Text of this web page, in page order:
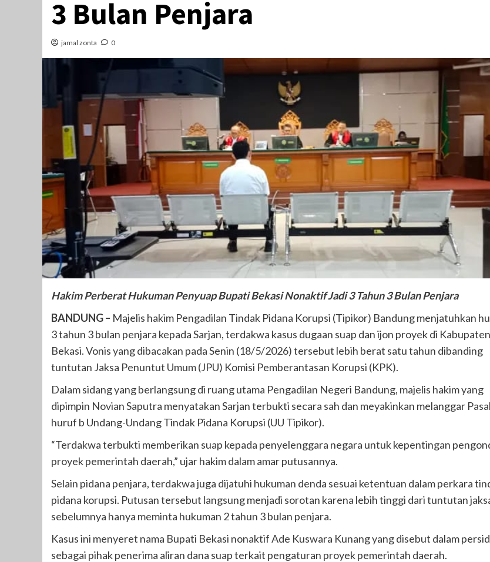
3 Bulan Penjara
jamal zonta 0
Hakim Perberat Hukuman Penyuap Bupati Bekasi Nonaktif Jadi 3 Tahun 3 Bulan Penjara
BANDUNG – Majelis hakim Pengadilan Tindak Pidana Korupsi (Tipikor) Bandung menjatuhkan
3 tahun 3 bulan penjara kepada Sarjan, terdakwa kasus dugaan suap dan ijon proyek di Kabupaten
Bekasi. Vonis yang dibacakan pada Senin (18/5/2026) tersebut lebih berat satu tahun dibanding
tuntutan Jaksa Penuntut Umum (JPU) Komisi Pemberantasan Korupsi (KPK).
Dalam sidang yang berlangsung di ruang utama Pengadilan Negeri Bandung, majelis hakim yang
dipimpin Novian Saputra menyatakan Sarjan terbukti secara sah dan meyakinkan melanggar
huruf b Undang-Undang Tindak Pidana Korupsi (UU Tipikor).
“Terdakwa terbukti memberikan suap kepada penyelenggara negara untuk kepentingan
proyek pemerintah daerah,” ujar hakim dalam amar putusannya.
Selain pidana penjara, terdakwa juga dijatuhi hukuman denda sesuai ketentuan dalam perkara
pidana korupsi. Putusan tersebut langsung menjadi sorotan karena lebih tinggi dari tuntutan
sebelumnya hanya meminta hukuman 2 tahun 3 bulan penjara.
Kasus ini menyeret nama Bupati Bekasi nonaktif Ade Kuswara Kunang yang disebut dalam
sebagai pihak penerima aliran dana suap terkait pengaturan proyek pemerintah daerah.